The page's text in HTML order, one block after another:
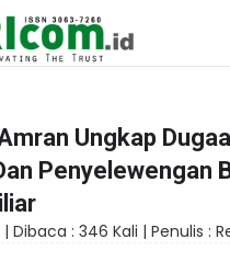
Ungkap
Penyelewengan
| Dibaca : 346 Kali | Penulis :